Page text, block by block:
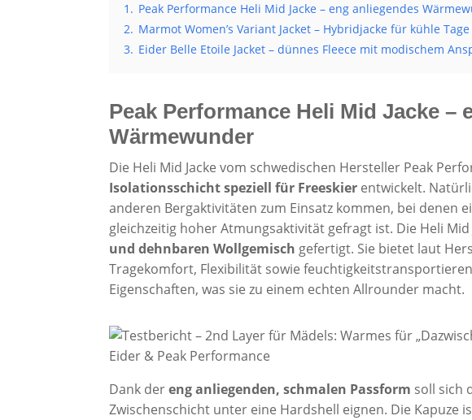
1. Peak Performance Heli Mid Jacke – eng anliegendes
2. Marmot Women’s Variant Jacket – Hybridjacke für kühle Tage
3. Eider Belle Etoile Jacket – dünnes Fleece mit modischem
Peak Performance Heli Mid Jacke –
Wärmewunder
Die Heli Mid Jacke vom schwedischen Hersteller Peak
Isolationsschicht speziell für Freeskier entwickelt.
anderen Bergaktivitäten zum Einsatz kommen, bei denen
gleichzeitig hoher Atmungsaktivität gefragt ist. Die Heli Mid
und dehnbaren Wollgemisch gefertigt. Sie bietet laut
Tragekomfort, Flexibilität sowie
Eigenschaften, was sie zu einem echten Allrounder macht.
Dank dereng anliegenden, schmalen Passform soll sich
Zwischenschicht unter eine Hardshell eignen. Die Kapuze